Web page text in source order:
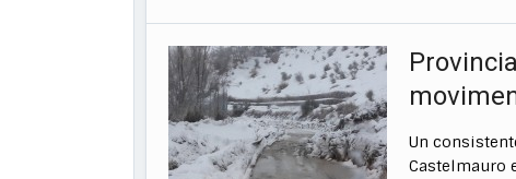
Un
Castelmauro